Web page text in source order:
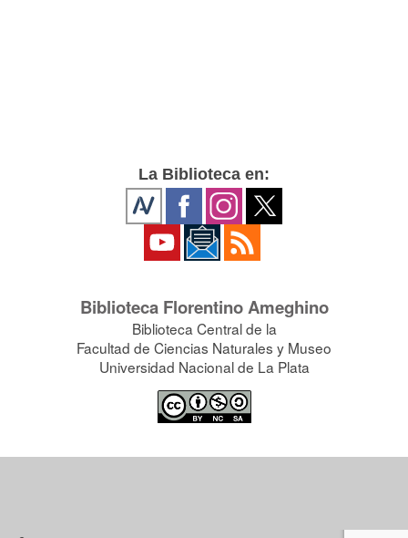
La Biblioteca en:
Biblioteca Florentino Ameghino
Biblioteca Central de la
Facultad de Ciencias Naturales y Museo
Universidad Nacional de La Plata